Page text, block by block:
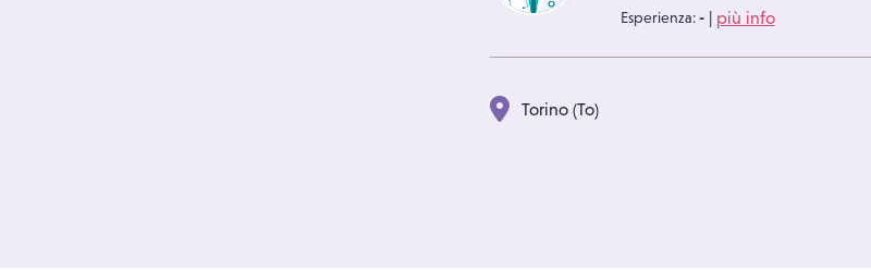
Esperienza:-| più info
Torino (To)